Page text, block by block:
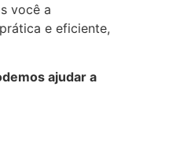
você a
e eficiente,
ajudar a